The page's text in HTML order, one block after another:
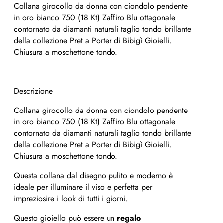
Collana girocollo da donna con ciondolo pendente
in oro bianco 750 (18 Kt) Zaffiro Blu ottagonale
contornato da diamanti naturali taglio tondo brillante
della collezione Pret a Porter di Bibigì Gioielli.
Chiusura a moschettone tondo.
Descrizione
Collana girocollo da donna con ciondolo pendente
in oro bianco 750 (18 Kt) Zaffiro Blu ottagonale
contornato da diamanti naturali taglio tondo brillante
della collezione Pret a Porter di Bibigì Gioielli.
Chiusura a moschettone tondo.
Questa collana dal disegno pulito e moderno è
ideale per illuminare il viso e perfetta per
impreziosire i look di tutti i giorni.
Questo gioiello può essere un regalo